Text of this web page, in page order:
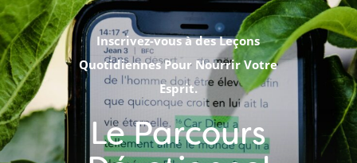
Inscrivez-vous à des Leçons
Quotidiennes Pour Nourrir Votre
Esprit.
Le Parcours